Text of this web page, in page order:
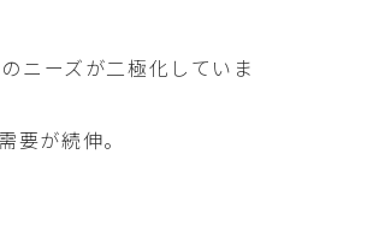
ニーズが二極化していま
が続伸。